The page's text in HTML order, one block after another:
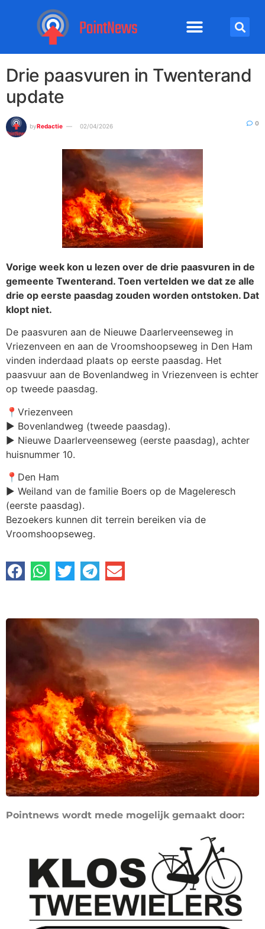
Drie paasvuren in Twenterand
update
byRedactie 02/04/2026 0
Vorige week kon u lezen over de drie paasvuren in de
gemeente Twenterand. Toen vertelden we dat ze alle
drie op eerste paasdag zouden worden ontstoken. Dat
klopt niet.
De paasvuren aan de Nieuwe Daarlerveenseweg in
Vriezenveen en aan de Vroomshoopseweg in Den Ham
vinden inderdaad plaats op eerste paasdag. Het
paasvuur aan de Bovenlandweg in Vriezenveen is echter
op tweede paasdag.
📍Vriezenveen
▶️ Bovenlandweg (tweede paasdag).
▶️ Nieuwe Daarlerveenseweg (eerste paasdag), achter
huisnummer 10.
📍Den Ham
▶️ Weiland van de familie Boers op de Mageleresch
(eerste paasdag).
Bezoekers kunnen dit terrein bereiken via de
Vroomshoopseweg.
Pointnews wordt mede mogelijk gemaakt door: